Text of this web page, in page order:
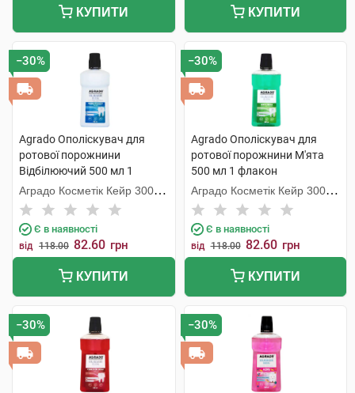
КУПИТИ КУПИТИ
−30%
Agrado Ополіскувач для
ротової порожнини
Відбілюючий 500 мл 1
флакон
Аградо Косметік Кейр 3000
С.Л.У.
Є в наявності
від 118.00 82.60 грн
КУПИТИ
−30%
Agrado Ополіскувач для
ротової порожнини М'ята
500 мл 1 флакон
Аградо Косметік Кейр 3000
С.Л.У.
Є в наявності
від 118.00 82.60 грн
КУПИТИ
−30% −30%